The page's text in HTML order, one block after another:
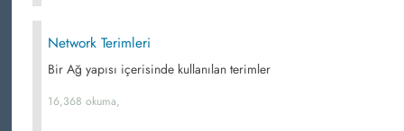
Network Terimleri
Bir Ağ yapısı içerisinde kullanılan terimler
16,368 okuma,